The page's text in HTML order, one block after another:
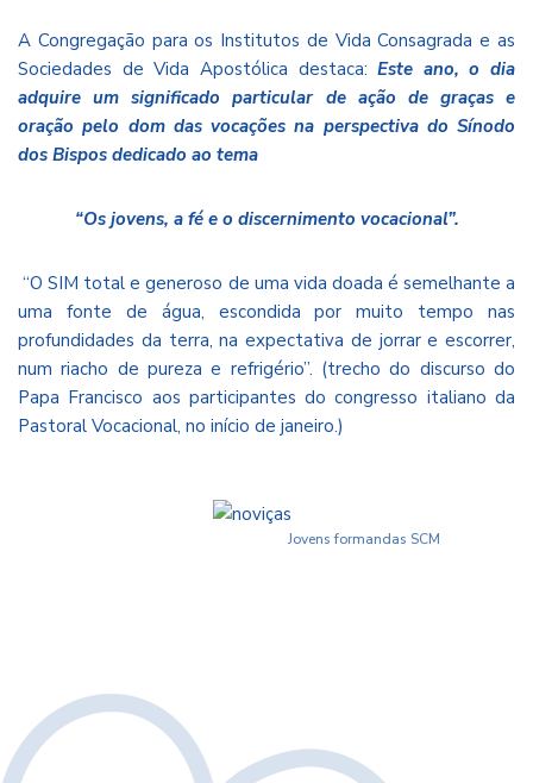
A Congregação para os Institutos de Vida Consagrada e as
Sociedades de Vida Apostólica destaca:Este ano, o dia
adquire um significado particular de ação de graças e
oração pelo dom das vocações na perspectiva do Sínodo
dos Bispos dedicado ao tema
“Os jovens, a fé e o discernimento vocacional”.
“O SIM total e generoso de uma vida doada é semelhante a
uma fonte de água, escondida por muito tempo nas
profundidades da terra, na expectativa de jorrar e escorrer,
num riacho de pureza e refrigério”. (trecho do discurso do
Papa Francisco aos participantes do congresso italiano da
Pastoral Vocacional, no início de janeiro.)
Jovens formandas SCM